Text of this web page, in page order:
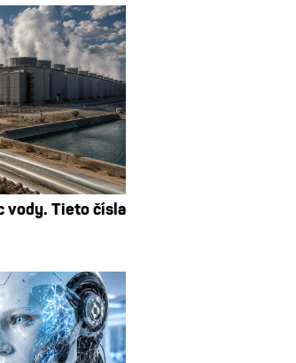
vody. Tieto čísla